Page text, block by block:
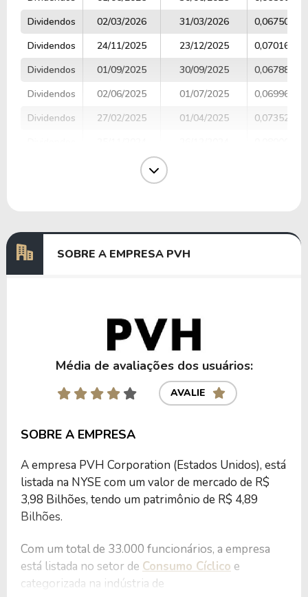
Dividendos
02/03/2026 31/03/2026
0,06750000
Dividendos
24/11/2025 23/12/2025
0,07016853
Dividendos
01/09/2025 30/09/2025
0,06788461
Dividendos
02/06/2025 01/07/2025
0,06996093
Dividendos
27/02/2025 01/04/2025
0,07352941
02/09/2024
SOBRE A EMPRESA PVH
Média de avaliações dos usuários:
AVALIE
SOBRE A EMPRESA
A empresa PVH Corporation (Estados Unidos), está
listada na NYSE com um valor de mercado de R$
3,98 Bilhões, tendo um patrimônio de R$ 4,89
Bilhões.
Com um total de 33.000 funcionários, a empresa
está listada no setor de Consumo Cíclico e
categorizada na indústria de